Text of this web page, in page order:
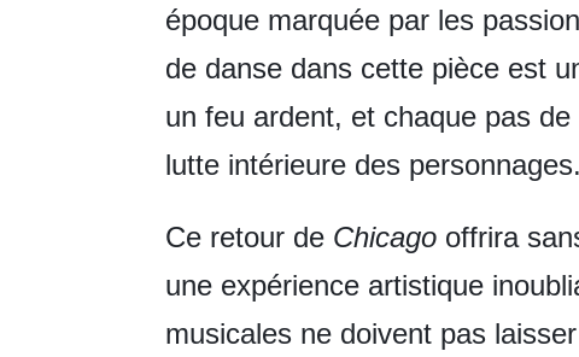
époque marquée par les
de danse dans cette pièce est
un feu ardent, et chaque pas
lutte intérieure des personnages.
Ce retour de Chicago offrira
une expérience artistique
musicales ne doivent pas